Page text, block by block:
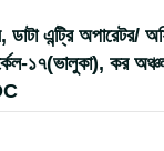
ডাটা এন্ট্রি অপারেটর/
১৭(ভালুকা), কর